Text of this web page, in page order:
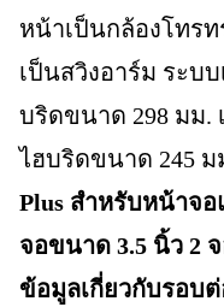
หน้าเป็นกล้องโทร
เป็นสวิงอาร์ม ระบ
บริดขนาด 298 มม.
ไฮบริดขนาด 245 ม
Plus สำหรับหน้าจ
จอขนาด 3.5 นิ้ว 2
ข้อมูลเกี่ยวกับรอบ